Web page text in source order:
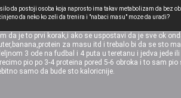
da postoji osoba koja naprosto ima takav metabolizam da bez
da neko ko zeli da trenira i "nabaci masu" moze da uradi?
da je to prvi korak,i ako se uspostavi da je sve ok
za masu itd i trebalo bi da se sto
3 ode na fudbal i 4 puta u teretanu i jedva jede
pio po 3-4 proteina pored 5-6 obroka i to sam
samo da bude sto kaloricnije.